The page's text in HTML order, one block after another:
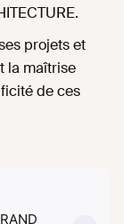
projets et
la maîtrise
de ces